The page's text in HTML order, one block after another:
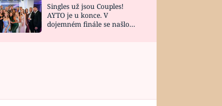
Singles už jsou Couples!
AYTO je u konce. V
dojemném finále se našlo